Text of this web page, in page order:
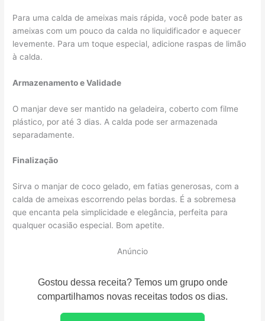
Para uma calda de ameixas mais rápida, você pode bater as
ameixas com um pouco da calda no liquidificador e aquecer
levemente. Para um toque especial, adicione raspas de limão
à calda.
Armazenamento e Validade
O manjar deve ser mantido na geladeira, coberto com filme
plástico, por até 3 dias. A calda pode ser armazenada
separadamente.
Finalização
Sirva o manjar de coco gelado, em fatias generosas, com a
calda de ameixas escorrendo pelas bordas. É a sobremesa
que encanta pela simplicidade e elegância, perfeita para
qualquer ocasião especial. Bom apetite.
Anúncio
Gostou dessa receita? Temos um grupo onde
compartilhamos novas receitas todos os dias.